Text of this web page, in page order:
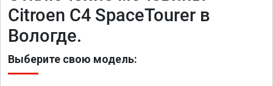
Citroen C4 SpaceTourer в
Вологде.
Выберите свою модель: